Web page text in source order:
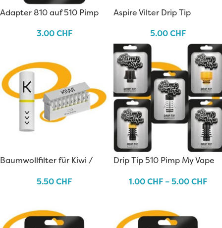
Adapter 810 auf 510 Pimp
3.00CHF
Aspire Vilter Drip Tip
5.00CHF
Baumwollfilter für Kiwi /
5.50CHF
Drip Tip 510 Pimp My Vape
1.00CHF –5.00CHF